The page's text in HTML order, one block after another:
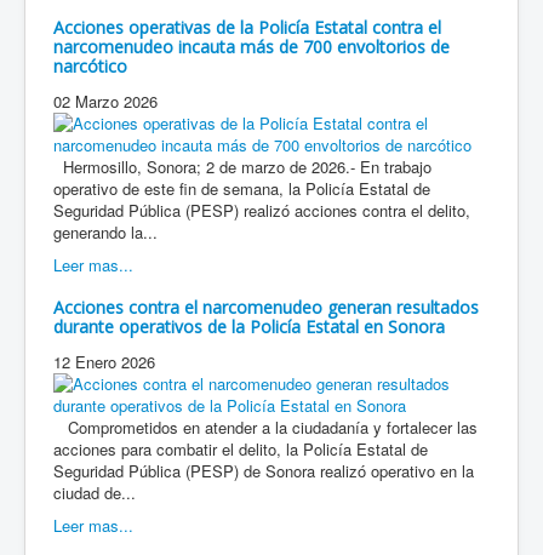
Acciones operativas de la Policía Estatal contra el
narcomenudeo incauta más de 700 envoltorios de
narcótico
02 Marzo 2026
Hermosillo, Sonora; 2 de marzo de 2026.- En trabajo
operativo de este fin de semana, la Policía Estatal de
Seguridad Pública (PESP) realizó acciones contra el delito,
generando la...
Leer mas...
Acciones contra el narcomenudeo generan resultados
durante operativos de la Policía Estatal en Sonora
12 Enero 2026
Comprometidos en atender a la ciudadanía y fortalecer las
acciones para combatir el delito, la Policía Estatal de
Seguridad Pública (PESP) de Sonora realizó operativo en la
ciudad de...
Leer mas...